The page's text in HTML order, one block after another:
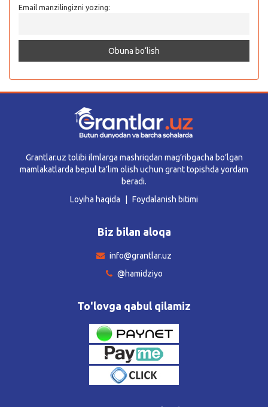
Email manzilingizni yozing:
Grantlar.uz tolibi ilmlarga mashriqdan mag’ribgacha bo’lgan
mamlakatlarda bepul ta’lim olish uchun grant topishda yordam
beradi.
Loyiha haqida
Foydalanish bitimi
Biz bilan aloqa
info@grantlar.uz
@hamidziyo
To'lovga qabul qilamiz